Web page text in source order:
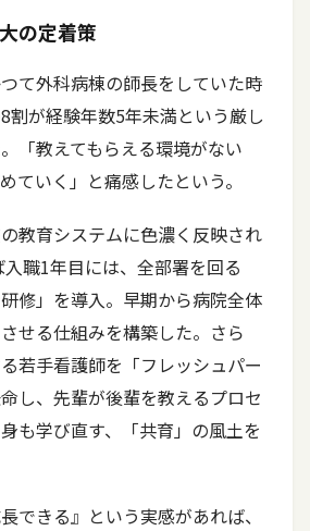
の定着策
て外科病棟の師長をしていた時
割が経験年数5年未満という厳し
「教えてもらえる環境がない
ていく」と痛感したという。
教育システムに色濃く反映され
職1年目には、全部署を回る
研修」を導入。早期から病院全体
せる仕組みを構築した。さら
若手看護師を「フレッシュパー
し、先輩が後輩を教えるプロセ
も学び直す、「共育」の風土を
できる』という実感があれば、